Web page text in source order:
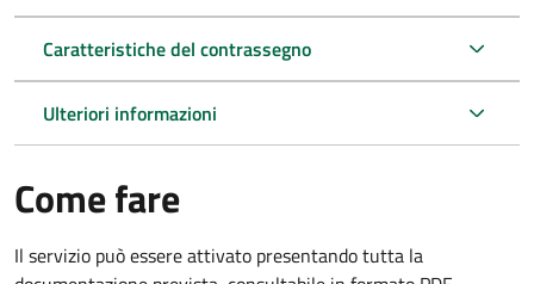
Caratteristiche del contrassegno
Ulteriori informazioni
Come fare
Il servizio può essere attivato presentando tutta la